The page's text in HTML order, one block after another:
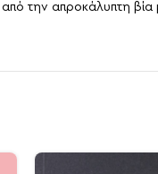
την απροκάλυπτη βία